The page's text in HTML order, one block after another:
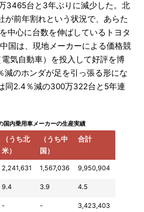
3465台と3年ぶりに減少した。北
が前年割れという状況で、あらた
中心に台数を伸ばしているトヨタ
国は、現地メーカーによる価格競
気自動車）を投入して好評を博
減のホンダが足を引っ張る形にな
同2.4％減の300万322台と5年連
内乗用車メーカーの生産実績
（うち北
米）
（うち中
国）
合計
2,241,631 1,567,036 9,950,904
9.4 3.9 4.5
- - 3,423,403